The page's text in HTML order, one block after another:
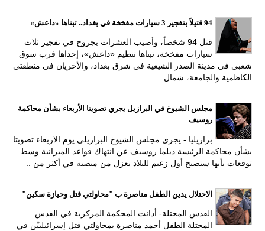
94 قتيلاً بتفجير 3 سيارات مفخخة في بغداد.. تبناها «داعش»
قتل 94 شخصاً، وأصيب العشرات بجروح في تفجير ثلاث
سيارات مفخخة، تبناها تنظيم «داعش»، إحداها قرب سوق
شعبي في مدينة الصدر الشيعية في شرق بغداد، والأخريان في منطقتي
الكاظمية والجامعة، شمال ..
مجلس الشيوخ في البرازيل يجري تصويتا الأربعاء بشأن محاكمة
روسيف
برازيليا - يجري مجلس الشيوخ البرازيلي يوم الاربعاء تصويتا
بشأن محاكمة الرئيسة ديلما روسيف عن انتهاك قواعد الميزانية وسط
توقعات بأنها ستصبح أول زعيم للبلاد يعزل من منصبه في أكثر من ..
الاحتلال يدين الطفل مناصرة ب "محاولتي قتل وحيازة سكين"
القدس المحتلة- أدانت المحكمة المركزية في القدس
المحتلة الطفل أحمد مناصرة بمحاولتي قتل إسرائيلييْن في